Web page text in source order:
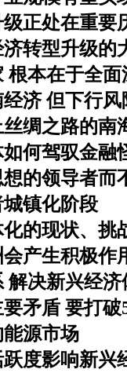
正处在重要
转型升级的
根本在于全面
济 但下行风
绸之路的南
何驾驭金融
的领导者而
镇化阶段
的现状、挑
产生积极作
解决新兴经
矛盾 要打破
源市场
度影响新兴